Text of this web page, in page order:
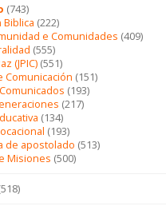
(743)
Biblica (222)
e Comunidades (409)
(555)
(JPIC) (551)
Comunicación (151)
(193)
(217)
(134)
(193)
de apostolado (513)
Misiones (500)